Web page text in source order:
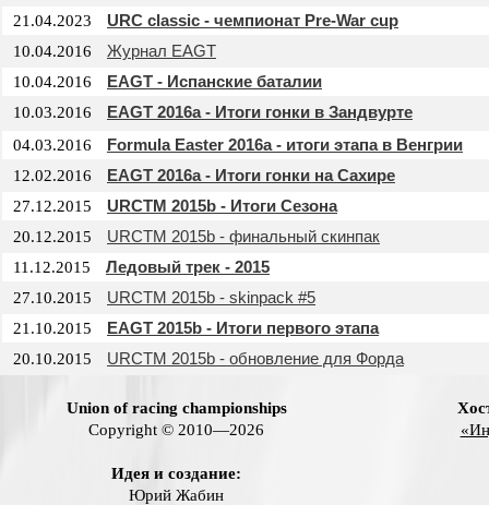
21.04.2023 URC classic - чемпионат Pre-War cup
10.04.2016 Журнал EAGT
10.04.2016 EAGT - Испанские баталии
10.03.2016 EAGT 2016a - Итоги гонки в Зандвурте
04.03.2016 Formula Easter 2016a - итоги этапа в Венгрии
12.02.2016 EAGT 2016a - Итоги гонки на Сахире
27.12.2015 URCTM 2015b - Итоги Сезона
20.12.2015 URCTM 2015b - финальный скинпак
11.12.2015 Ледовый трек - 2015
27.10.2015 URCTM 2015b - skinpack #5
21.10.2015 EAGT 2015b - Итоги первого этапа
20.10.2015 URCTM 2015b - обновление для Форда
Union of racing championships
Copyright © 2010—2026
Идея и создание:
Юрий Жабин